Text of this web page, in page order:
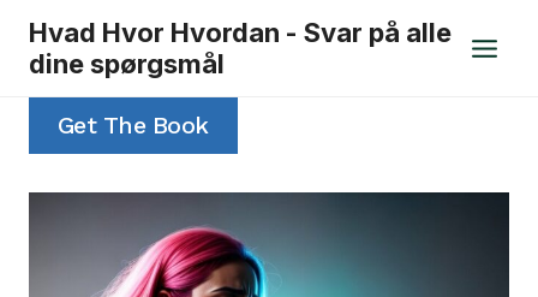
Hvad Hvor Hvordan - Svar på alle
dine spørgsmål
Get The Book